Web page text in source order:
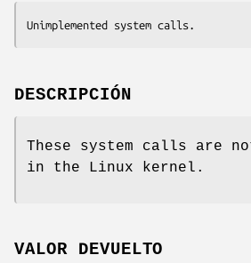
Unimplemented system calls.
DESCRIPCIÓN
These system calls are
in the Linux kernel.
VALOR DEVUELTO